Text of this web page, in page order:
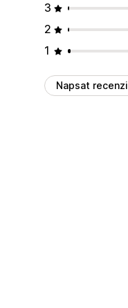
3
2
1
Napsat recenzi